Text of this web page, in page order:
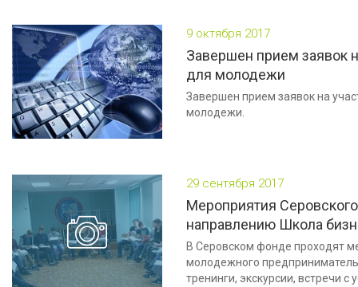
9 октября 2017
Завершен прием заявок
для молодежи
Завершен прием заявок на
молодежи.
29 сентября 2017
Мероприятия
направлению Школа
В Серовском фонде проходят
молодежного
тренинги, экскурсии, встречи с